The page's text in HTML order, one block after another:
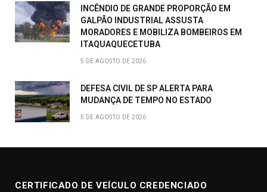
INCÊNDIO DE GRANDE PROPORÇÃO EM
GALPÃO INDUSTRIAL ASSUSTA
MORADORES E MOBILIZA BOMBEIROS EM
ITAQUAQUECETUBA
5 DE AGOSTO DE 2026
DEFESA CIVIL DE SP ALERTA PARA
MUDANÇA DE TEMPO NO ESTADO
5 DE AGOSTO DE 2026
CERTIFICADO DE VEÍCULO CREDENCIADO